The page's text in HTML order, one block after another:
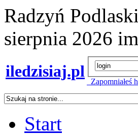
Radzyń
sierpnia 2026
iledzisiaj.pl
Zapomniałeś
Start